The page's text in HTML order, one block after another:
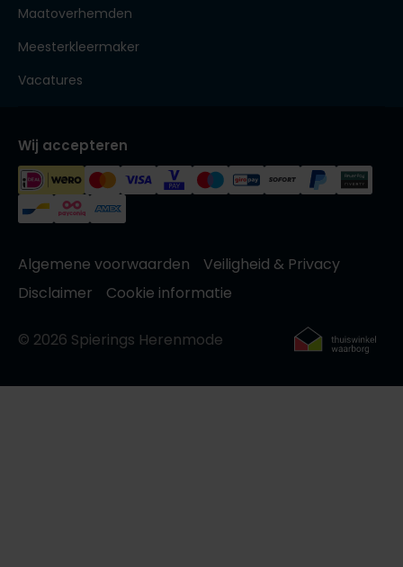
Maatoverhemden
Meesterkleermaker
Vacatures
Wij accepteren
Algemene voorwaarden
Veiligheid & Privacy
Disclaimer
Cookie informatie
© 2026 Spierings Herenmode